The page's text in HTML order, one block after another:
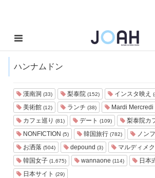
ハンナムドン
漢南洞 (33) 梨泰院 (152) インスタ映え
美術館 (12) ランチ (38) Mardi Mercredi
カフェ巡り (81) デート (109) 梨泰院カ
NONFICTION (5) 韓国旅行 (782) ノン
お洒落 (504) depound (3) マルディメ
韓国女子 (1,675) wannaone (114) 日本
日本サイト (29)